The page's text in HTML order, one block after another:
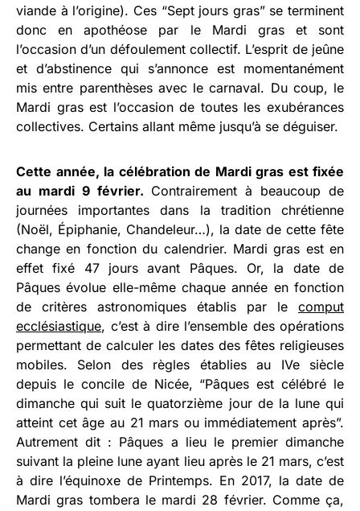
viande à l’origine). Ces “Sept jours gras” se terminent
donc en apothéose par le Mardi gras et sont
l’occasion d’un défoulement collectif. L’esprit de jeûne
et d’abstinence qui s’annonce est momentanément
mis entre parenthèses avec le carnaval. Du coup, le
Mardi gras est l’occasion de toutes les exubérances
collectives. Certains allant même jusqu’à se déguiser.
Cette année, la célébration de Mardi gras est fixée
au mardi 9 février. Contrairement à beaucoup de
journées importantes dans la tradition chrétienne
(Noël, Épiphanie, Chandeleur…), la date de cette fête
change en fonction du calendrier. Mardi gras est en
effet fixé 47 jours avant Pâques. Or, la date de
Pâques évolue elle-même chaque année en fonction
de critères astronomiques établis par le comput
ecclésiastique, c’est à dire l’ensemble des opérations
permettant de calculer les dates des fêtes religieuses
mobiles. Selon des règles établies au IVe siècle
depuis le concile de Nicée, “Pâques est célébré le
dimanche qui suit le quatorzième jour de la lune qui
atteint cet âge au 21 mars ou immédiatement après”.
Autrement dit : Pâques a lieu le premier dimanche
suivant la pleine lune ayant lieu après le 21 mars, c’est
à dire l’équinoxe de Printemps. En 2017, la date de
Mardi gras tombera le mardi 28 février. Comme ça,